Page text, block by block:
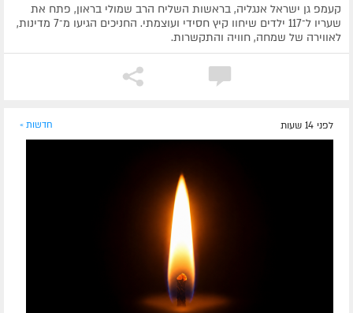
קעמפ גן ישראל אנגליה, בראשות השליח הרב שמולי בראון, פתח את
שעריו ל־117 ילדים שיחוו קיץ חסידי ועוצמתי. החניכים הגיעו מ־7 מדינות,
לאווירה של שמחה, חוויה והתקשרות.
לפני 14 שעות חדשות »